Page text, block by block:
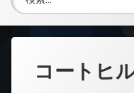
コートヒ